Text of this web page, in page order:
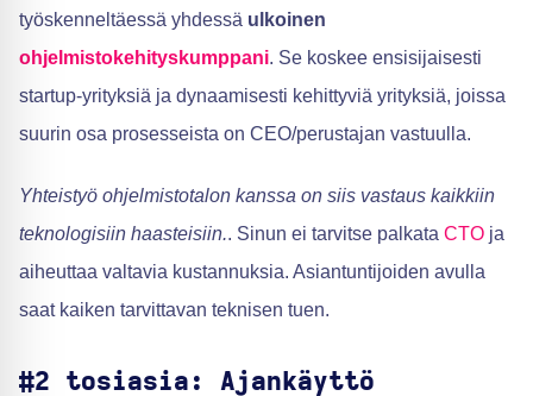
työskenneltäessä yhdessä ulkoinen
ohjelmistokehityskumppani. Se koskee ensisijaisesti
startup-yrityksiä ja dynaamisesti kehittyviä yrityksiä, joissa
suurin osa prosesseista on CEO/perustajan vastuulla.
Yhteistyö ohjelmistotalon kanssa on siis vastaus kaikkiin
teknologisiin haasteisiin.. Sinun ei tarvitse palkata CTO ja
aiheuttaa valtavia kustannuksia. Asiantuntijoiden avulla
saat kaiken tarvittavan teknisen tuen.
#2 tosiasia: Ajankäyttö